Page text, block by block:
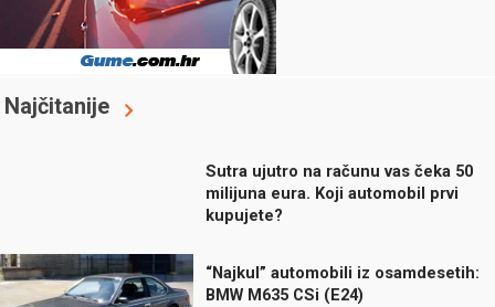
Najčitanije
Sutra ujutro na računu vas čeka 50
milijuna eura. Koji automobil prvi
kupujete?
“Najkul” automobili iz osamdesetih:
BMW M635 CSi (E24)